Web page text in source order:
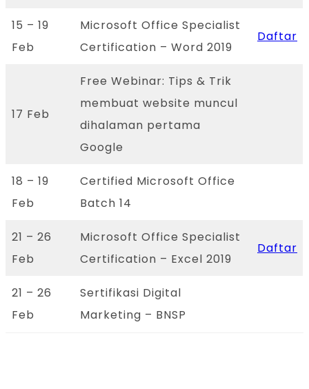
15 – 19
Feb
Microsoft Office Specialist
Certification – Word 2019
Daftar
17 Feb
Free Webinar: Tips & Trik
membuat website muncul
dihalaman pertama
Google
18 – 19
Feb
Certified Microsoft Office
Batch 14
21 – 26
Feb
Microsoft Office Specialist
Certification – Excel 2019
Daftar
21 – 26
Feb
Sertifikasi Digital
Marketing – BNSP